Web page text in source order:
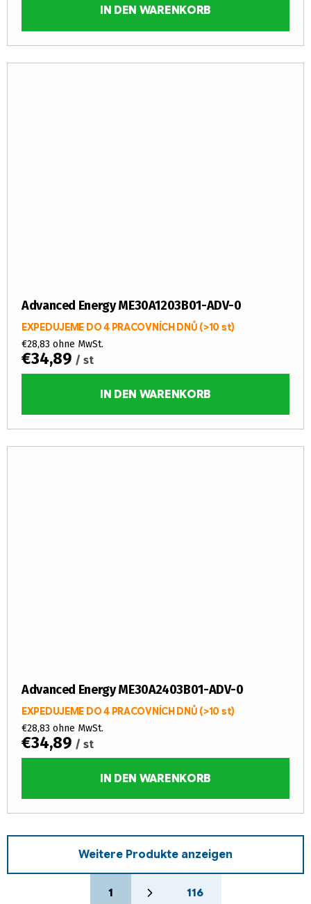
IN DEN WARENKORB
Advanced Energy ME30A1203B01-ADV-0
EXPEDUJEME DO 4 PRACOVNÍCH DNŮ (>10 st)
€28,83 ohne MwSt.
€34,89 / st
IN DEN WARENKORB
Advanced Energy ME30A2403B01-ADV-0
EXPEDUJEME DO 4 PRACOVNÍCH DNŮ (>10 st)
€28,83 ohne MwSt.
€34,89 / st
IN DEN WARENKORB
Weitere Produkte anzeigen
1 116